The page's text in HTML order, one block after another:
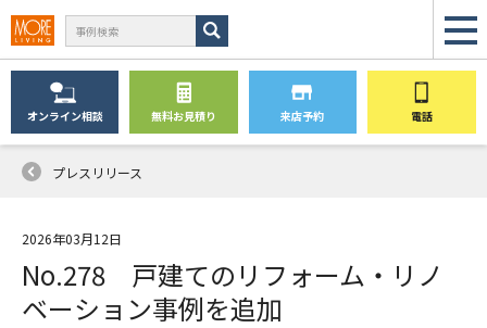
オンライン相談 無料お見積り 来店予約 電話
プレスリリース
2026年03月12日
No.278 戸建てのリフォーム・リノ
ベーション事例を追加